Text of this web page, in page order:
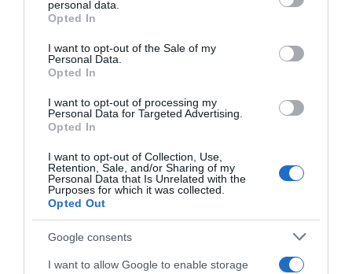
grant or deny consent to Google and its third-party tags to
use your data for below specified purposes in below Google
consent section.
personal data.
Opted In
I want to opt-out of the Sale of my
Personal Data.
Opted In
I want to opt-out of processing my
Personal Data for Targeted Advertising.
Opted In
I want to opt-out of Collection, Use,
Retention, Sale, and/or Sharing of my
Personal Data that Is Unrelated with the
Purposes for which it was collected.
Opted Out
Google consents
I want to allow Google to enable storage
Στην Αυστραλία είχαν εκπαιδευτεί οι
μακελάρηδες της παραλίας Μπόνταϊ – Είχαν
κάνει “πρόβα” λίγες μέρες πριν την επίθεση
Είχαν και αυτοσχέδιους εκρηκτικούς μηχανισμούς σε
22.12.2025 - 08:26